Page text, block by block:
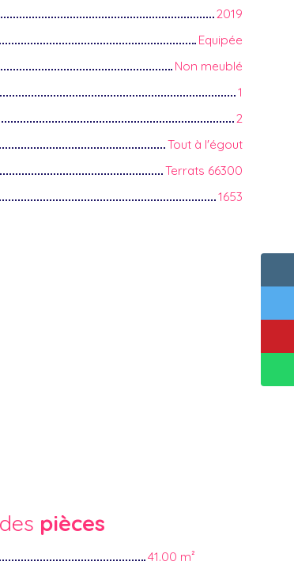
2019
Equipée
Non meublé
1
2
Tout à l'égout
Terrats 66300
1653
pièces
41.00 m²